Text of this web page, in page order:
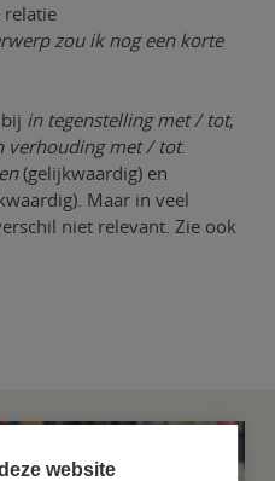
website
relatie
zou ik nog een korte
in tegenstelling met / tot,
verhouding met / tot.
(gelijkwaardig) en
Maar in veel
niet relevant. Zie ook